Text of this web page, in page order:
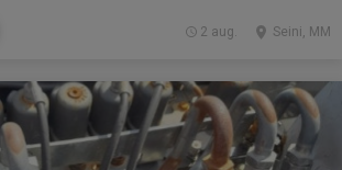
Seini, MM
2 aug.